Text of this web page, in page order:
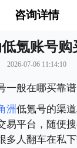
咨询详情
氪账号购
2026-07-06 11:14:10
一般在哪买靠谱
洲低氪号的渠
易平台，随便搜
多人翻车在私